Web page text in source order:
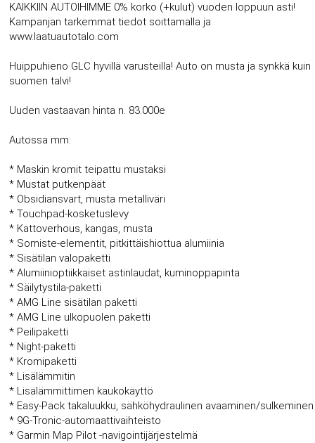
KAIKKIIN AUTOIHIMME 0% korko (+kulut) vuoden loppuun asti!
Kampanjan tarkemmat tiedot soittamalla ja
www.laatuautotalo.com
Huippuhieno GLC hyvillä varusteilla! Auto on musta ja synkkä kuin
suomen talvi!
Uuden vastaavan hinta n. 83.000e
Autossa mm:
* Maskin kromit teipattu mustaksi
* Mustat putkenpäät
* Obsidiansvart, musta metalliväri
* Touchpad-kosketuslevy
* Kattoverhous, kangas, musta
* Somiste-elementit, pitkittäishiottua alumiinia
* Sisätilan valopaketti
* Alumiinioptiikkaiset astinlaudat, kuminoppapinta
* Säilytystila-paketti
* AMG Line sisätilan paketti
* AMG Line ulkopuolen paketti
* Peilipaketti
* Night-paketti
* Kromipaketti
* Lisälämmitin
* Lisälämmittimen kaukokäyttö
* Easy-Pack takaluukku, sähköhydraulinen avaaminen/sulkeminen
* 9G-Tronic-automaattivaihteisto
* Garmin Map Pilot -navigointijärjestelmä